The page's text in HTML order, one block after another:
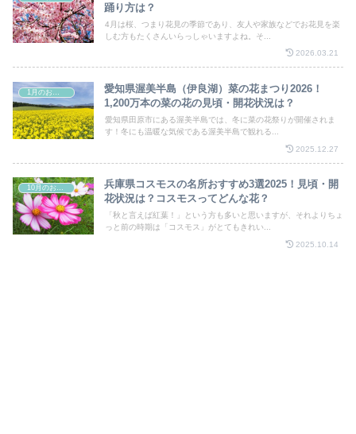
踊り方は？
4月は桜、つまり花見の季節であり、友人や家族などでお花見を楽
しむ方もたくさんいらっしゃいますよね。そ...
2026.03.21
1月のお祭り
愛知県渥美半島（伊良湖）菜の花まつり2026！
1,200万本の菜の花の見頃・開花状況は？
愛知県田原市にある渥美半島では、冬に菜の花祭りが開催されま
す！冬にも温暖な気候である渥美半島で観れる...
2025.12.27
10月のお祭り
兵庫県コスモスの名所おすすめ3選2025！見頃・開
花状況は？コスモスってどんな花？
「秋と言えば紅葉！」という方も多いと思いますが、それよりちょ
っと前の時期は「コスモス」がとてもきれい...
2025.10.14